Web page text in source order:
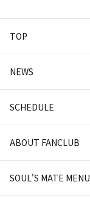
と音楽への想い
TOP
NEWS
SCHEDULE
ABOUT FANCLUB
SOUL'S MATE MENU